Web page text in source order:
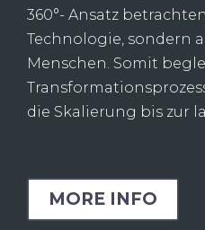
360°- Ansatz
Technologie, sondern
Menschen. Somit
die Skalierung bis zur
MORE INFO